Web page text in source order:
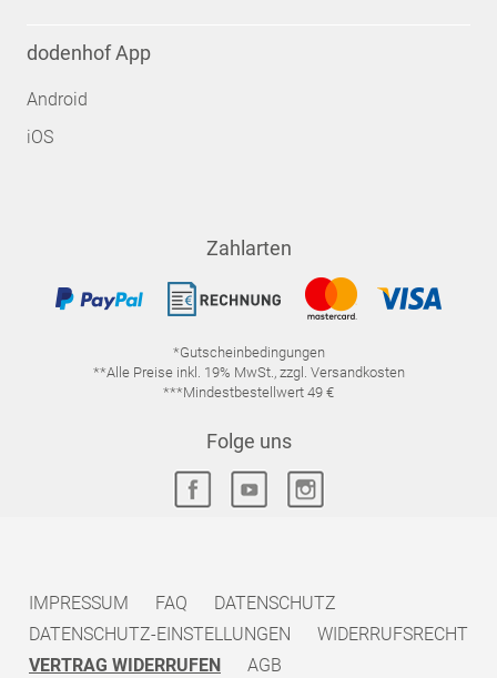
dodenhof App
Android
iOS
Zahlarten
*Gutscheinbedingungen
**Alle Preise inkl. 19% MwSt., zzgl. Versandkosten
***Mindestbestellwert 49 €
Folge uns
IMPRESSUM FAQ
DATENSCHUTZ
DATENSCHUTZ-EINSTELLUNGEN
WIDERRUFSRECHT
VERTRAG WIDERRUFEN
AGB